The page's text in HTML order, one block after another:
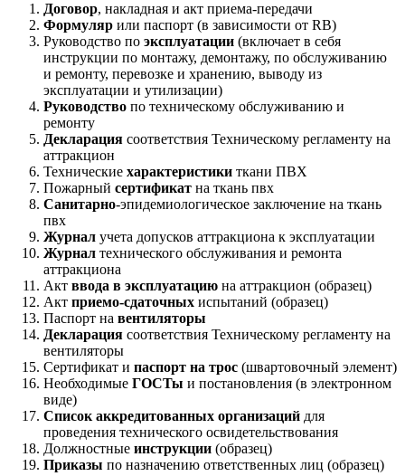
Договор, накладная и акт приема-передачи
Формуляр или паспорт (в зависимости от RB)
Руководство по эксплуатации (включает в себя
инструкции по монтажу, демонтажу, по обслуживанию
и ремонту, перевозке и хранению, выводу из
эксплуатации и утилизации)
Руководство по техническому обслуживанию и
ремонту
Декларация соответствия Техническому регламенту на
аттракцион
Технические характеристики ткани ПВХ
Пожарный сертификат на ткань пвх
Санитарно-эпидемиологическое заключение на ткань
пвх
Журнал учета допусков аттракциона к эксплуатации
Журнал технического обслуживания и ремонта
аттракциона
Акт ввода в эксплуатацию на аттракцион (образец)
Акт приемо-сдаточных испытаний (образец)
Паспорт на вентиляторы
Декларация соответствия Техническому регламенту на
вентиляторы
Сертификат и паспорт на трос (швартовочный элемент)
Необходимые ГОСТы и постановления (в электронном
виде)
Список аккредитованных организаций для
проведения технического освидетельствования
Должностные инструкции (образец)
Приказы по назначению ответственных лиц (образец)